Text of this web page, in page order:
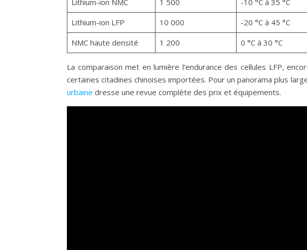
Lithium-ion NMC 1 500 -10 °C à 35 °C
Lithium-ion LFP
10 000 -20 °C à 45 °C
NMC haute densité
1 200 0 °C à 30 °C
La comparaison met en lumière l’endurance des cellules LFP,
certaines citadines chinoises importées. Pour un panorama plus
urbaine dresse une revue complète des prix et équipements.